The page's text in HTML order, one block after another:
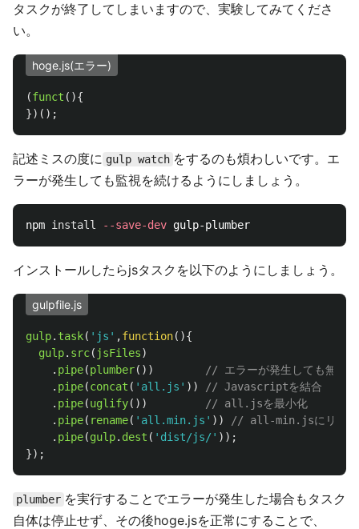
タスクが終了してしまいますので、実験してみてくださ
い。
hoge.js(エラー)
(funct (){
})();
記述ミスの度に gulp watch をするのも煩わしいです。エ
ラーが発生しても監視を続けるようにしましょう。
npm install --save-dev
インストールしたらjsタスクを以下のようにしましょう。
gulpfile.js
gulp. task( ' js ' ,function(){
gulp. src( jsFiles)
. pipe(plumber())
// エラーが発生しても無視
. pipe(concat ( ' all.js ' ))
// Javascriptを結合
. pipe(uglify())
// all.jsを最小化
. pipe( rename( ' all.min.js ' ))
// all-min.jsにリネー
. pipe(gulp. dest ( ' dist/js/' ));
});
plumber を実行することでエラーが発生した場合もタスク
自体は停止せず、その後hoge.jsを正常にすることで、